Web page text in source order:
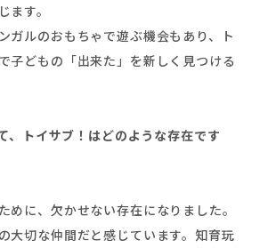
ます。
ガルのおもちゃで遊ぶ機会もあり、ト
子どもの「出来た」を新しく見つける
、トイサブ！はどのような存在です
めに、欠かせない存在になりました。
大切な仲間だと感じています。知育玩